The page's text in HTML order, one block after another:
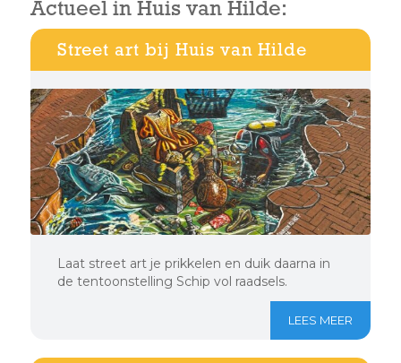
Actueel in Huis van Hilde:
Street art bij Huis van Hilde
Laat street art je prikkelen en duik daarna in
de tentoonstelling Schip vol raadsels.
LEES MEER